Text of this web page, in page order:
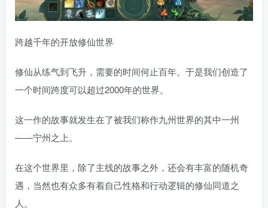
跨越千年的开放修仙世界
修仙从练气到飞升，需要的时间何止百年。于是我们创造了
一个时间跨度可以超过2000年的世界。
这一作的故事就发生在了被我们称作九州世界的其中一州
——宁州之上。
在这个世界里，除了主线的故事之外，还会有丰富的随机奇
遇，当然也有众多有着自己性格和行动逻辑的修仙同道之
人。